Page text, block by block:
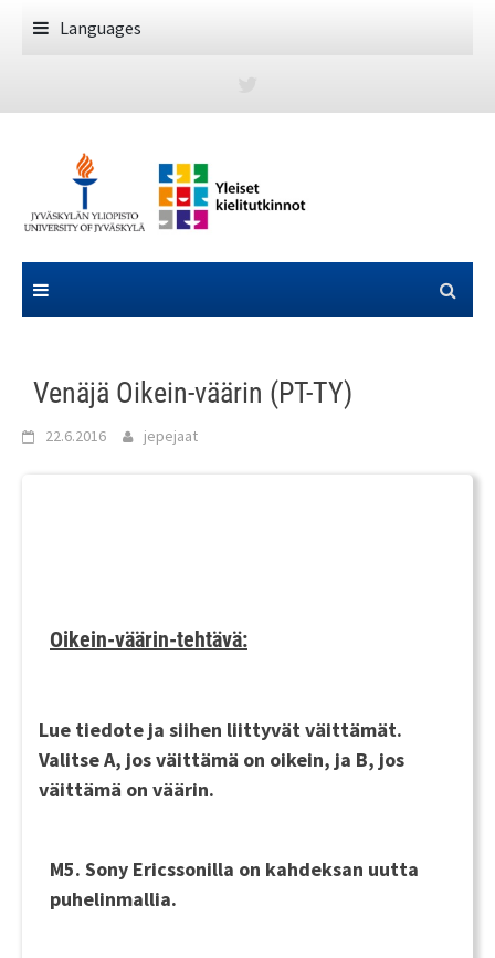
Languages
Venäjä Oikein-väärin (PT-TY)
22.6.2016 jepejaat
Oikein-väärin-tehtävä:
Lue tiedote ja siihen liittyvät väittämät.
ValitseA, jos väittämä on oikein, ja B, jos
väittämä on väärin.
M5. Sony Ericssonilla on kahdeksan uutta
puhelinmallia.